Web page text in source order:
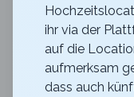
Dock 4
3.9
BE
ihr via der
auf die
aufmerksam
dass auch